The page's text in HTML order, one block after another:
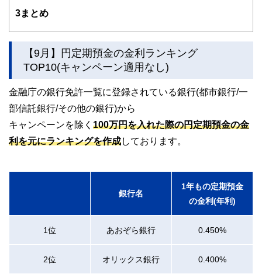
ドバイザー、DCプランナー、公認会計士、社会保険労務
士、行政書士、投資アナリスト、キャリアコンサルタントな
ど150名以上の有資格者を執筆者・監修者として迎え、むず
かしく感じられる年金や税金、相続、保険、ローンなどの話
をわかりやすく発信している点です。
このように編集経験豊富なメンバーと金融や経済に精通した
執筆者・監修者による執筆体制を築くことで、内容のわかり
やすさはもちろんのこと、読み応えのあるコンテンツと確か
な情報発信を実現しています。
私たちは、快適でより良い生活のアイデアを提供するお金の
3まとめ
【9月】円定期預金の金利ランキング
TOP10(キャンペーン適用なし)
金融庁の銀行免許一覧に登録されている銀行(都市銀行/一
部信託銀行/その他の銀行)から
キャンペーンを除く 100万円を入れた際の円定期預金の金
利を元にランキングを作成しております。
銀行名
1年もの定期預金
の金利(年利)
1位 あおぞら銀行 0.450%
2位 オリックス銀行 0.400%